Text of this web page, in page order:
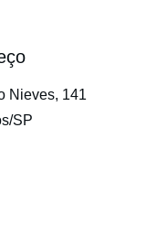
Nieves, 141
SP